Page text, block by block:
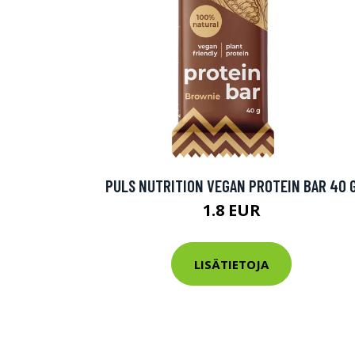
PULS NUTRITION VEGAN PROTEIN BAR 40
1.8 EUR
LISÄTIETOJA